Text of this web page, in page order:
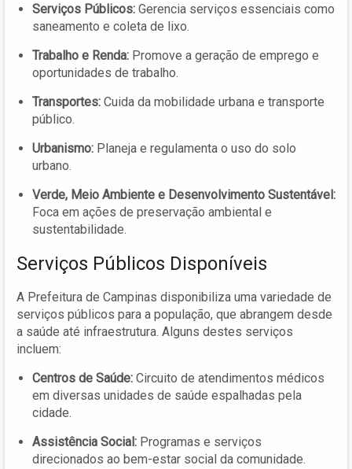
Serviços Públicos: Gerencia serviços essenciais como
saneamento e coleta de lixo.
Trabalho e Renda: Promove a geração de emprego e
oportunidades de trabalho.
Transportes: Cuida da mobilidade urbana e transporte
público.
Urbanismo: Planeja e regulamenta o uso do solo
urbano.
Verde, Meio Ambiente e Desenvolvimento Sustentável:
Foca em ações de preservação ambiental e
sustentabilidade.
Serviços Públicos Disponíveis
A Prefeitura de Campinas disponibiliza uma variedade de
serviços públicos para a população, que abrangem desde
a saúde até infraestrutura. Alguns destes serviços
incluem:
Centros de Saúde: Circuito de atendimentos médicos
em diversas unidades de saúde espalhadas pela
cidade.
Assistência Social: Programas e serviços
direcionados ao bem-estar social da comunidade.